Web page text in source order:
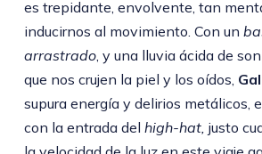
es trepidante, envolvente, tan
inducirnos al movimiento. Con un
arrastrado, y una lluvia ácida de
que nos crujen la piel y los oídos,
supura energía y delirios metálicos,
con la entrada del high-hat, justo